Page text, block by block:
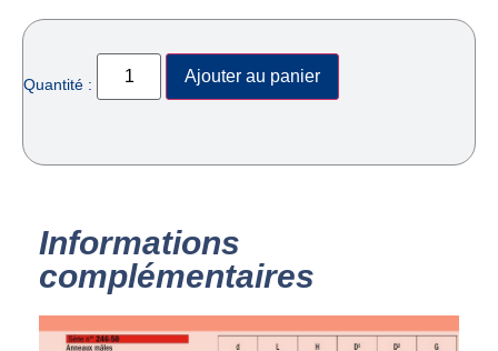
Quantité : Ajouter au panier
Informations
complémentaires